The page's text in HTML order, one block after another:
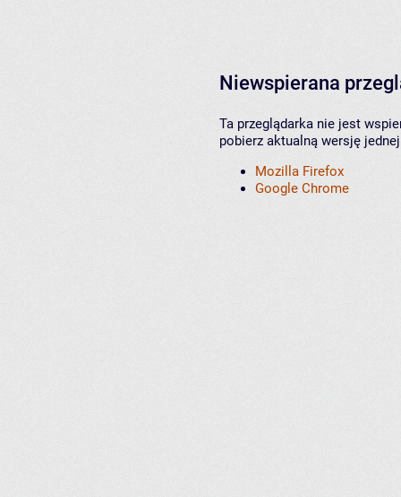
Niewspierana
Ta przeglądarka nie jest
pobierz aktualną wersję
Mozilla Firefox
Google Chrome